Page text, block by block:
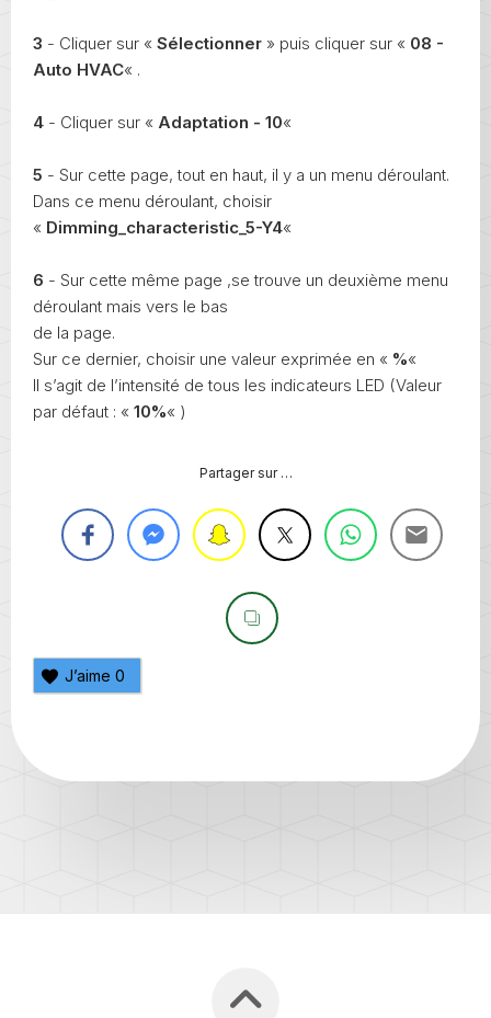
3 - Cliquer sur « Sélectionner » puis cliquer sur « 08 -
Auto HVAC« .
4 - Cliquer sur « Adaptation - 10«
5 - Sur cette page, tout en haut, il y a un menu déroulant.
Dans ce menu déroulant, choisir
« Dimming_characteristic_5-Y4«
6 - Sur cette même page ,se trouve un deuxième menu
déroulant mais vers le bas
de la page.
Sur ce dernier, choisir une valeur exprimée en « %«
Il s’agit de l’intensité de tous les indicateurs LED (Valeur
par défaut : « 10%« )
Partager sur …
J’aime 0